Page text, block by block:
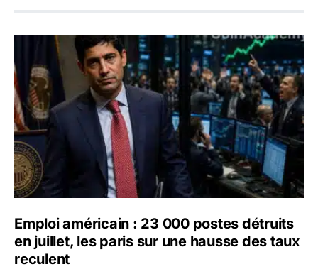
Emploi américain : 23 000 postes détruits en juillet, les
Emploi américain : 23 000 postes détruits
en juillet, les paris sur une hausse des taux
reculent